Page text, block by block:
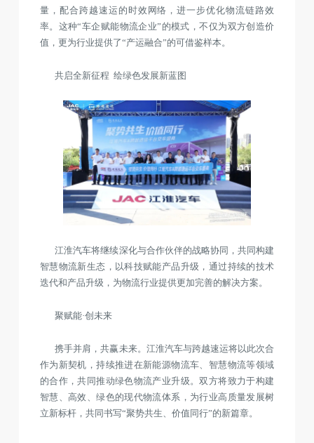
量，配合跨越速运的时效网络，进一步优化物流链路效
率。这种“车企赋能物流企业”的模式，不仅为双方创造价
值，更为行业提供了“产运融合”的可借鉴样本。
共启全新征程 绘绿色发展新蓝图
江淮汽车将继续深化与合作伙伴的战略协同，共同构建
智慧物流新生态，以科技赋能产品升级，通过持续的技术
迭代和产品升级，为物流行业提供更加完善的解决方案。
聚赋能·创未来
携手并肩，共赢未来。江淮汽车与跨越速运将以此次合
作为新契机，持续推进在新能源物流车、智慧物流等领域
的合作，共同推动绿色物流产业升级。双方将致力于构建
智慧、高效、绿色的现代物流体系，为行业高质量发展树
立新标杆，共同书写“聚势共生、价值同行”的新篇章。